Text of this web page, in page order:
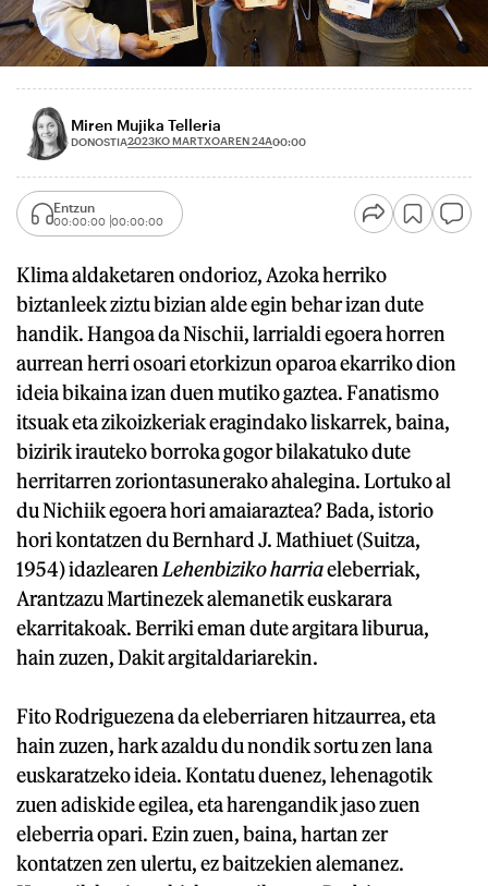
Miren Mujika Telleria
DONOSTIA2023KO MARTXOAREN 24A00:00
Entzun
00:00:00 00:00:00
Klima aldaketaren ondorioz, Azoka herriko
biztanleek ziztu bizian alde egin behar izan dute
handik. Hangoa da Nischii, larrialdi egoera horren
aurrean herri osoari etorkizun oparoa ekarriko dion
ideia bikaina izan duen mutiko gaztea. Fanatismo
itsuak eta zikoizkeriak eragindako liskarrek, baina,
bizirik irauteko borroka gogor bilakatuko dute
herritarren zoriontasunerako ahalegina. Lortuko al
du Nichiik egoera hori amaiaraztea? Bada, istorio
hori kontatzen du Bernhard J. Mathiuet (Suitza,
1954) idazlearen Lehenbiziko harriaeleberriak,
Arantzazu Martinezek alemanetik euskarara
ekarritakoak. Berriki eman dute argitara liburua,
hain zuzen, Dakit argitaldariarekin.
Fito Rodriguezena da eleberriaren hitzaurrea, eta
hain zuzen, hark azaldu du nondik sortu zen lana
euskaratzeko ideia. Kontatu duenez, lehenagotik
zuen adiskide egilea, eta harengandik jaso zuen
eleberria opari. Ezin zuen, baina, hartan zer
kontatzen zen ulertu, ez baitzekien alemanez.